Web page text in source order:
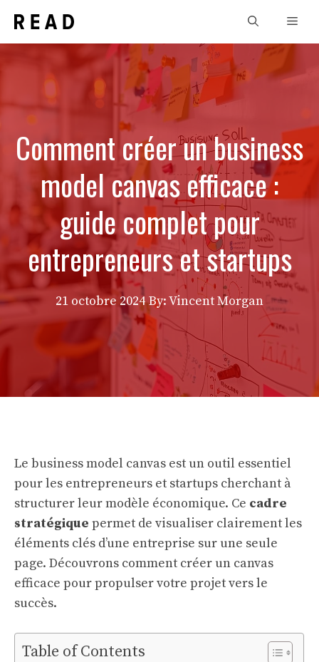
contenu
Comment créer un business
model canvas efficace :
guide complet pour
entrepreneurs et startups
21 octobre 2024 By: Vincent Morgan
Le business model canvas est un outil essentiel
pour les entrepreneurs et startups cherchant à
structurer leur modèle économique. Ce cadre
stratégique permet de visualiser clairement les
éléments clés d’une entreprise sur une seule
page. Découvrons comment créer un canvas
efficace pour propulser votre projet vers le
succès.
Table of Contents